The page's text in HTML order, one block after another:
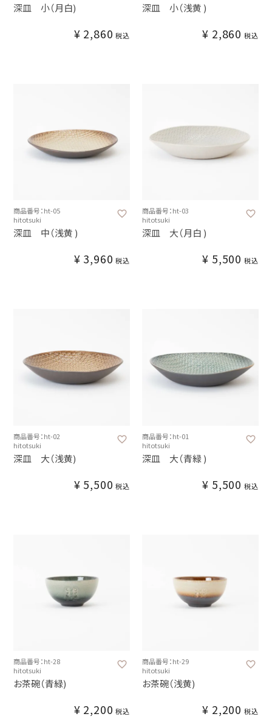
深皿 小（月白)
¥ 2,860 税込
深皿 小（浅黄 )
¥ 2,860 税込
商品番号：ht-05
hitotsuki
深皿 中（浅黄 )
¥ 3,960 税込
商品番号：ht-03
hitotsuki
深皿 大（月白 )
¥ 5,500 税込
商品番号：ht-02
hitotsuki
深皿 大（浅黄)
¥ 5,500 税込
商品番号：ht-01
hitotsuki
深皿 大（青緑 )
¥ 5,500 税込
商品番号：ht-28
hitotsuki
お茶碗（青緑)
¥ 2,200 税込
商品番号：ht-29
hitotsuki
お茶碗（浅黄)
¥ 2,200 税込